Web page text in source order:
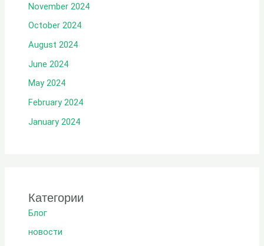
November 2024
October 2024
August 2024
June 2024
May 2024
February 2024
January 2024
Категории
Блог
новости